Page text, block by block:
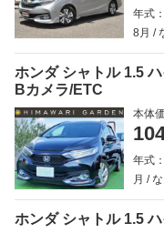
年式
8月
ホンダ シャトル 1.5
Bカメラ/ETC
本体
年式
月
ホンダ シャトル 1.5